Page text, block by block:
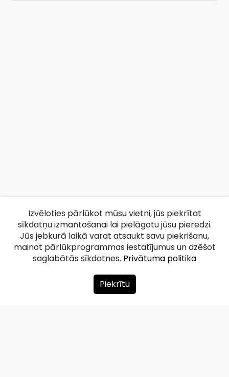
Par mums
Izvēloties pārlūkot mūsu vietni, jūs piekrītat
sīkdatņu izmantošanai lai pielāgotu jūsu pieredzi.
Jūs jebkurā laikā varat atsaukt savu piekrišanu,
mainot pārlūkprogrammas iestatījumus un dzēšot
saglabātās sīkdatnes. Privātuma politika
Piekrītu